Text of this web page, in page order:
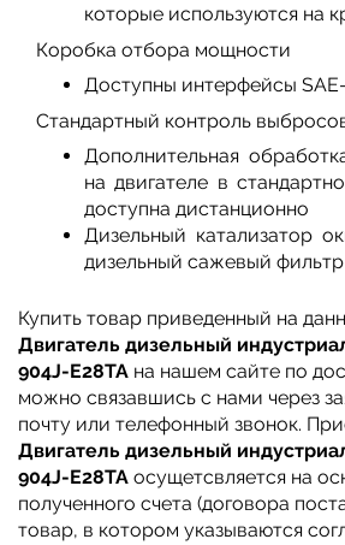
которые используются на
Коробка отбора мощности
Доступны интерфейсы
Стандартный контроль
Дополнительная
на двигателе в
доступна дистанционно
Дизельный катализатор
дизельный сажевый фильтр
Купить товар приведенный на
Двигатель дизельный
904J-E28TA на нашем сайте по
можно связавшись с нами через
почту или телефонный звонок.
Двигатель дизельный
904J-E28TA осущетсвляется на
полученного счета (договора
товар, в котором указываются